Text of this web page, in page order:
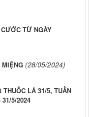
TỪ NGÀY
MIỆNG (28/05/2024)
LÁ 31/5, TUẦN
5/2024